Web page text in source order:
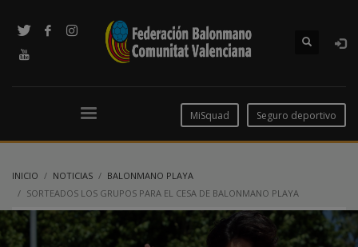
MiSquad Seguro deportivo
INICIO NOTICIAS
BALONMANO PLAYA
SORTEADOS LOS GRUPOS PARA EL CESA DE BALONMANO PLAYA